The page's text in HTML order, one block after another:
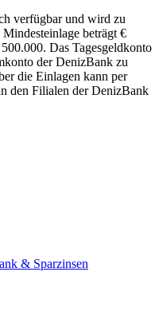
verfügbar und wird zu
beträgt €
Das Tagesgeldkonto
der DenizBank zu
die Einlagen kann per
den Filialen der DenizBank
& Sparzinsen